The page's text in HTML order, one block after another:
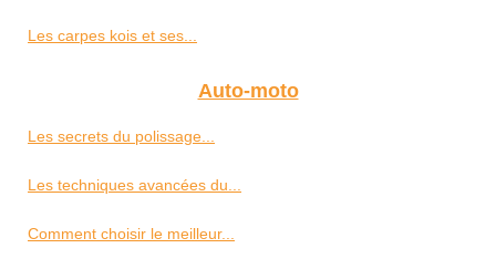
Les carpes kois et ses...
Auto-moto
Les secrets du polissage...
Les techniques avancées du...
Comment choisir le meilleur...